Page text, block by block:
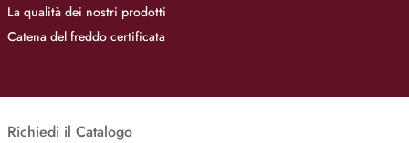
La qualità dei nostri prodotti
Catena del freddo certificata
Richiedi il Catalogo